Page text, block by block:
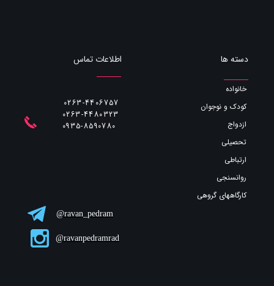
خانواده
کودک و نوجوان
ازدواج
تحصیلی
ارتباطی
روانسنجی
کارگاههای گروهی
دسته ها اطلاعات تماس
0263-4406757
0263-4480323
ravan_pedram@
ravanpedramrad@